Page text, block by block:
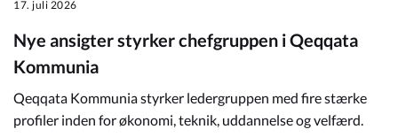
17. juli 2026
Nye ansigter styrker chefgruppen i Qeqqata
Kommunia
Qeqqata Kommunia styrker ledergruppen med fire stærke
profiler inden for økonomi, teknik, uddannelse og velfærd.